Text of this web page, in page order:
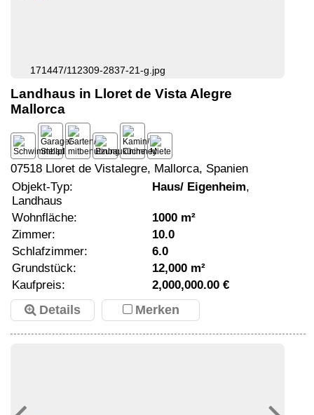
171447/112309-2837-21-g.jpg
Landhaus in Lloret de Vista Alegre
Mallorca
07518 Lloret de Vistalegre, Mallorca, Spanien
Objekt-Typ:
Haus/ Eigenheim,
Landhaus
Wohnfläche:
1000 m²
Zimmer:
10.0
Schlafzimmer:
6.0
Grundstück:
12,000 m²
Kaufpreis:
2,000,000.00 €
Details Merken